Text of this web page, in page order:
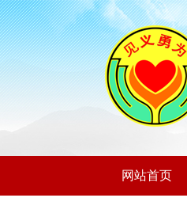
网站首页